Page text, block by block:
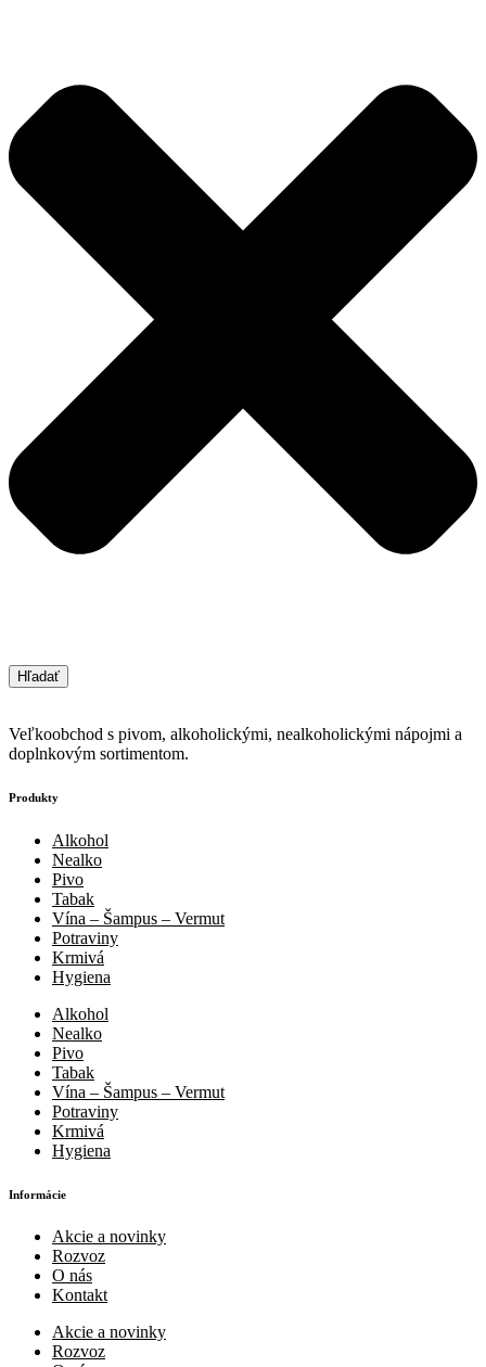
Hľadať
Veľkoobchod s pivom, alkoholickými, nealkoholickými nápojmi a
doplnkovým sortimentom.
Produkty
Alkohol
Nealko
Pivo
Tabak
Vína – Šampus – Vermut
Potraviny
Krmivá
Hygiena
Alkohol
Nealko
Pivo
Tabak
Vína – Šampus – Vermut
Potraviny
Krmivá
Hygiena
Informácie
Akcie a novinky
Rozvoz
O nás
Kontakt
Akcie a novinky
Rozvoz